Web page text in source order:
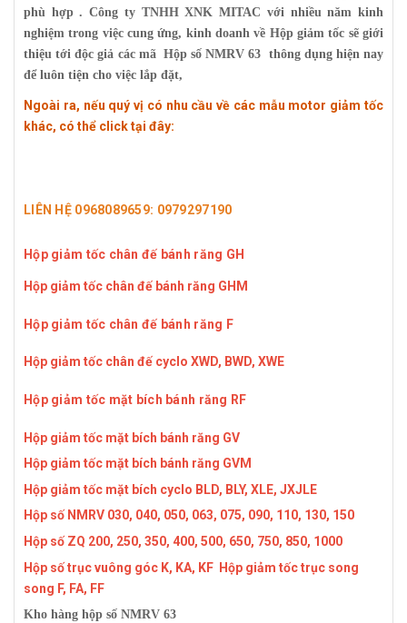
phù hợp . Công ty TNHH XNK MITAC với nhiều năm kinh
nghiệm trong việc cung ứng, kinh doanh về Hộp giảm tốc sẽ giới
thiệu tới độc giả các mã Hộp số NMRV 63 thông dụng hiện nay
để luôn tiện cho việc lắp đặt,
Ngoài ra, nếu quý vị có nhu cầu về các mẫu motor giảm tốc
khác, có thể click tại đây:
LIÊN HỆ 0968089659: 0979297190
Hộp giảm tốc chân đế bánh răng GH
Hộp giảm tốc chân đế bánh răng GHM
Hộp giảm tốc chân đế bánh răng F
Hộp giảm tốc chân đế cyclo XWD, BWD, XWE
Hộp giảm tốc mặt bích bánh răng RF
Hộp giảm tốc mặt bích bánh răng GV
Hộp giảm tốc mặt bích bánh răng GVM
Hộp giảm tốc mặt bích cyclo BLD, BLY, XLE, JXJLE
Hộp số NMRV 030, 040, 050, 063, 075, 090, 110, 130, 150
Hộp số ZQ 200, 250, 350, 400, 500, 650, 750, 850, 1000
Hộp số trục vuông góc K, KA, KF Hộp giảm tốc trục song
song F, FA, FF
Kho hàng hộp số NMRV 63